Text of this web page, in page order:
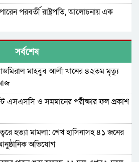
পরবর্তী রাষ্ট্রপতি, আলোচনায় এক
চত্বরে শিশু ফাহিমা হত্যা মামলার
ওপর ফের হামলা
অশালীন ছবি ছড়ানোর অভিযোগ
ক্রিয়েটর রাফিয়ার
শিক্ষার্থীকে মারধর: ছাত্রদল নেতা হাসিবুর
ভাঙাচোরা সড়ক নিয়ে সিসিক প্রশাসকের
সংস্কারের আহ্বান
সর্বশেষ
মাহবুব আলী খানের ৪২তম মৃত্যু
আজ
এসএসসি ও সমমানের পরীক্ষার ফল প্রকাশ
হত্যা মামলা: শেখ হাসিনাসহ ৪১ জনের
অভিযোগ